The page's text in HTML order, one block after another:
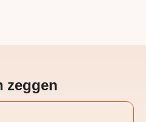
zeggen